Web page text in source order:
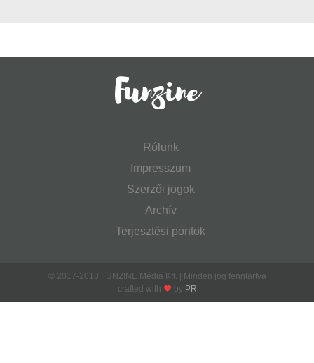
Rólunk
Impresszum
Szerzői jogok
Archív
Terjesztési pontok
© 2017-2018 FUNZINE Média Kft. | Minden jog fenntartva
crafted with
by PR